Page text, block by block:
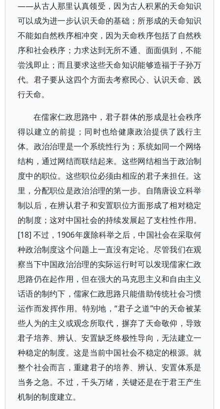
——从古人那里认真领受，因为古人积累的天命知识
可以成为进一步认识天命的基础；所形成的天命知识
不能如自然秩序相冲突，因为天命秩序包括了自然秩
序和社会秩序；力求达到无所不通、面面俱到，不能
尝浅即止；而且要求这些天命知识能够造福于子孙万
代。君子要从这四个方面去考察民心、认识天命、践
行天命。
在儒家仁政思路中，君子群体的形成是社会秩序
得以建立的前提；同时也给健康政治提供了践行主
体。政治治理是一个系统性行为；系统如同一个网络
结构，通过网结而联结起来。这些网结相当于政治制
度中的职位。这些职位必须由相应的君子来担任。这
里，分配职位是政治治理的第一步。自隋唐设立科举
制以后，在辨认君子和安置职位方面形成了相对稳定
的制度；这对中国社会的持续发展起了支柱性作用。
[18] 不过，1906年废除科举之后，中国社会在采取何
种政治制度这个问题上一直没有定论。尽管我们在观
察当下中国政治治理的实际运行时可以发现儒家仁政
思路仍在起作用，但在强大的马克思主义和自由主义
话语的制约下，儒家仁政思路只能借助传统社会习惯
运作而发挥作用。特别地，“君子之道”中的天命被某
些人为的主义或观念所取代，摒弃了天命敬仰，导致
君子培养、辨认、安置缺乏终极性导向，无法建立一
种稳定的制度。这是当前中国社会不稳定的根源。就
整个社会而言，重建君子的培养、辨认、安置体系是
当务之急。不过，千头万绪，关键还是在于君王产生
机制的制度建立。